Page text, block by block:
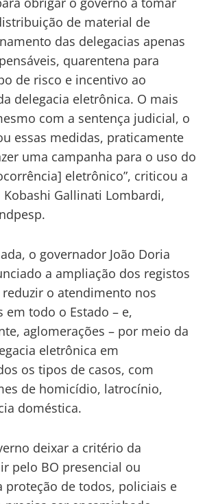
de material de
das delegacias apenas
quarentena para
de risco e incentivo ao
delegacia eletrônica. O mais
com a sentença judicial, o
essas medidas, praticamente
uma campanha para o uso do
eletrônico”, criticou a
Kobashi Gallinati Lombardi,
o governador João Doria
a ampliação dos registos
o atendimento nos
todo o Estado – e,
aglomerações – por meio da
eletrônica em
os tipos de casos, com
de homicídio, latrocínio,
doméstica.
deixar a critério da
pelo BO presencial ou
proteção de todos, policiais e